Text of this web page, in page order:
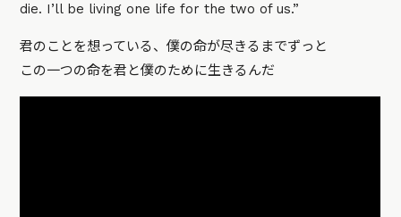
die. I’ll be living one life for the two of us.”
君のことを想っている、僕の命が尽きるまでずっと
この一つの命を君と僕のために生きるんだ